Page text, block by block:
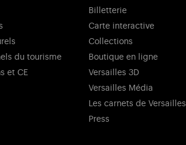
du tourisme
et CE
Billetterie
Carte interactive
Collections
Boutique en ligne
Versailles 3D
Versailles Média
Les carnets de Versailles
Press